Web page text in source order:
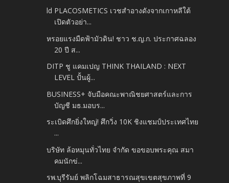
ld PLACOSMETICS เวชสำอางดังจากเกาหลีใต้
เปิดตัวอย่า...
หรอยแรงมืดฟ้ามัวดิน! ชาว ช.ญ.ก. ประกาศฉลอง
20 ปี ส...
DITP ชู แคมเปญ THINK THAILAND : NEXT
LEVEL ปั้นผู้...
BUSINESS+ จับมือคณะพาณิชยศาสตร์และการ
บัญชี มธ.มอบร...
ระเบิดศึกยิ่งใหญ่! ศึกวิ่ง 10K ชิงแชมป์ประเทศไทย
...
บริษัท ล้อหมุนทั่วไทย จำกัด ขอขอบพระคุณ สมา
คมนักข่...
รพ.บุรีรัมย์ พลิกโฉมสาธารณสุขเขตสุขภาพที่ 9